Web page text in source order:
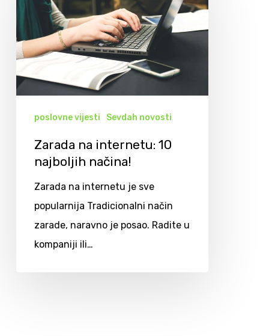
poslovne vijesti Sevdah novosti
Zarada na internetu: 10
najboljih načina!
Zarada na internetu je sve
popularnija Tradicionalni način
zarade, naravno je posao. Radite u
kompaniji ili…